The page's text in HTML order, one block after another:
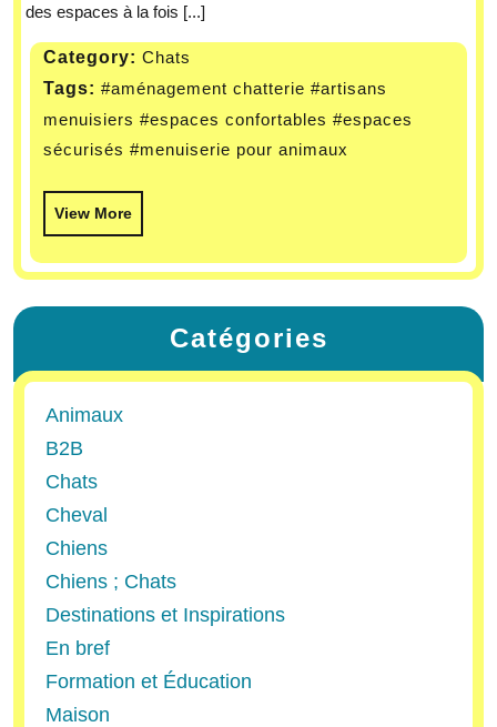
des espaces à la fois [...]
Category: Chats
Tags: #aménagement chatterie #artisans
menuisiers #espaces confortables #espaces
sécurisés #menuiserie pour animaux
View More
Catégories
Animaux
B2B
Chats
Cheval
Chiens
Chiens ; Chats
Destinations et Inspirations
En bref
Formation et Éducation
Maison